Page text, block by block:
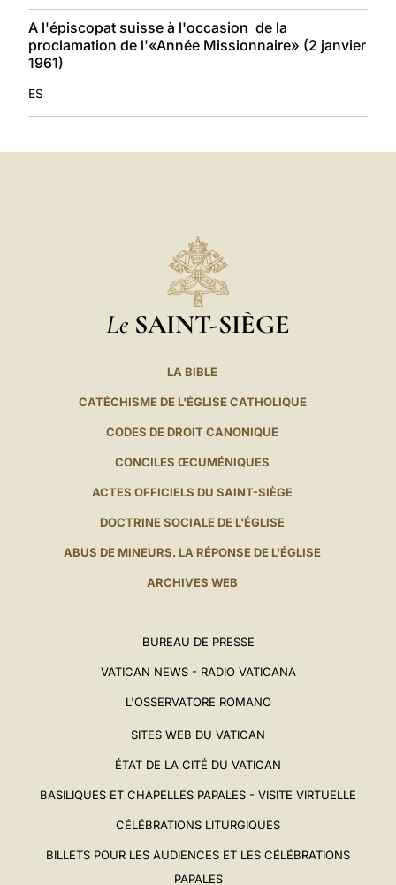
A l'épiscopat suisse à l'occasion de la
proclamation de l'«Année Missionnaire» (2 janvier
1961)
ES
Le SAINT-SIÈGE
LA BIBLE
CATÉCHISME DE L'ÉGLISE CATHOLIQUE
CODES DE DROIT CANONIQUE
CONCILES ŒCUMÉNIQUES
ACTES OFFICIELS DU SAINT-SIÈGE
DOCTRINE SOCIALE DE L'ÉGLISE
ABUS DE MINEURS. LA RÉPONSE DE L'ÉGLISE
ARCHIVES WEB
BUREAU DE PRESSE
VATICAN NEWS - RADIO VATICANA
L'OSSERVATORE ROMANO
SITES WEB DU VATICAN
ÉTAT DE LA CITÉ DU VATICAN
BASILIQUES ET CHAPELLES PAPALES - VISITE VIRTUELLE
CÉLÉBRATIONS LITURGIQUES
BILLETS POUR LES AUDIENCES ET LES CÉLÉBRATIONS
PAPALES